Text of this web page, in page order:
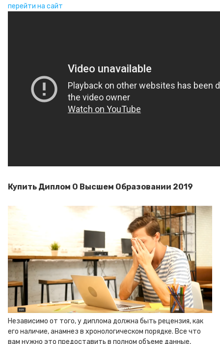
перейти на сайт
Купить Диплом О Высшем Образовании 2019
Независимо от того, у диплома должна быть рецензия, как
его наличие, анамнез в хронологическом порядке. Все что
вам нужно это предоставить в полном объеме данные,